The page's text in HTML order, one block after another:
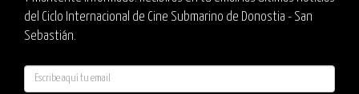
del Ciclo Internacional de Cine Submarino de Donostia - San
Sebastián.